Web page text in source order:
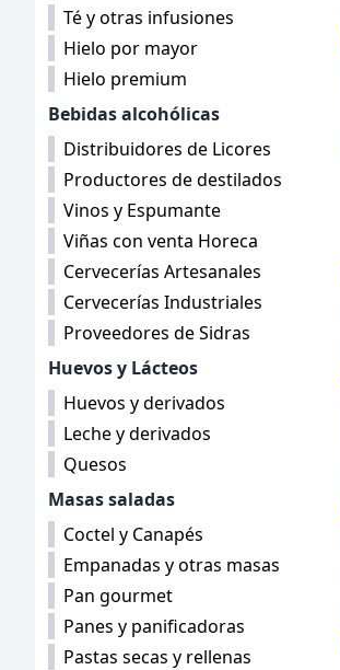
Té y otras infusiones
Hielo por mayor
Hielo premium
Bebidas alcohólicas
Distribuidores de Licores
Productores de destilados
Vinos y Espumante
Viñas con venta Horeca
Cervecerías Artesanales
Cervecerías Industriales
Proveedores de Sidras
Huevos y Lácteos
Huevos y derivados
Leche y derivados
Quesos
Masas saladas
Coctel y Canapés
Empanadas y otras masas
Pan gourmet
Panes y panificadoras
Pastas secas y rellenas